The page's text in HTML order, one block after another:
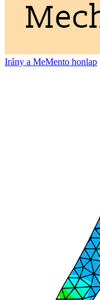
Irány a MeMento honlap